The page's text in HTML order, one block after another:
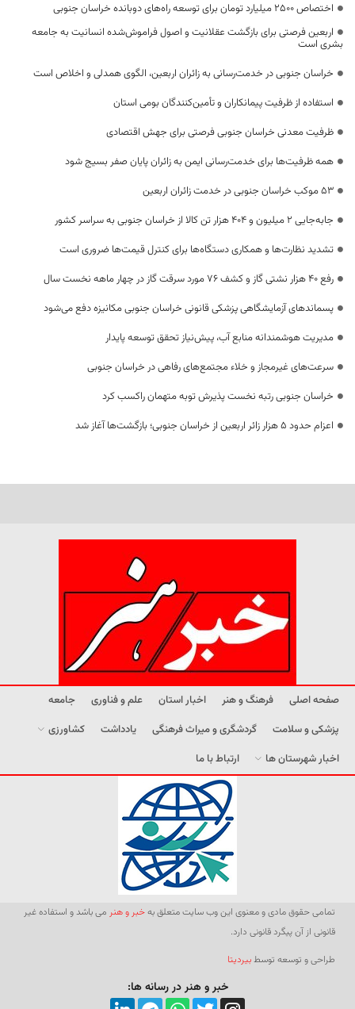
اختصاص 2500 میلیارد تومان برای توسعه راه‌های دوبانده خراسان جنوبی
اربعین فرصتی برای بازگشت عقلانیت و اصول فراموش‌شده انسانیت به جامعه
بشری است
خراسان جنوبی در خدمت‌رسانی به زائران اربعین، الگوی همدلی و اخلاص است
استفاده از ظرفیت پیمانکاران و تأمین‌کنندگان بومی استان
ظرفیت معدنی خراسان جنوبی فرصتی برای جهش اقتصادی
همه ظرفیت‌ها برای خدمت‌رسانی ایمن به زائران پایان صفر بسیج شود
53 موکب خراسان جنوبی در خدمت زائران اربعین
جابه‌جایی 2 میلیون و 404 هزار تن کالا از خراسان جنوبی به سراسر کشور
تشدید نظارت‌ها و همکاری دستگاه‌ها برای کنترل قیمت‌ها ضروری است
رفع 40 هزار نشتی گاز و کشف 76 مورد سرقت گاز در چهار ماهه نخست سال
پسماندهای آزمایشگاهی پزشکی قانونی خراسان جنوبی مکانیزه دفع می‌شود
مدیریت هوشمندانه منابع آب، پیش‌نیاز تحقق توسعه پایدار
سرعت‌های غیرمجاز و خلاء مجتمع‌های رفاهی در خراسان جنوبی
خراسان جنوبی رتبه نخست پذیرش توبه متهمان راکسب کرد
اعزام حدود 5 هزار زائر اربعین از خراسان جنوبی؛ بازگشت‌ها آغاز شد
صفحه اصلی فرهنگ و هنر اخبار استان علم و فناوری
جامعه
پزشکی و سلامت
گردشگری و میراث فرهنگی یادداشت
کشاورزی
اخبار شهرستان ها
ارتباط با ما
تمامی حقوق مادی و معنوی این وب سایت متعلق بهخبر و هنر می باشد و استفاده غیر
قانونی از آن پیگرد قانونی دارد.
طراحی و توسعه توسطبیردیتا
خبر و هنر در رسانه ها: